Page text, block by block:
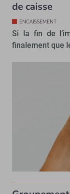
de caisse
ENCAISSEMENT
Si la fin de
finalement que